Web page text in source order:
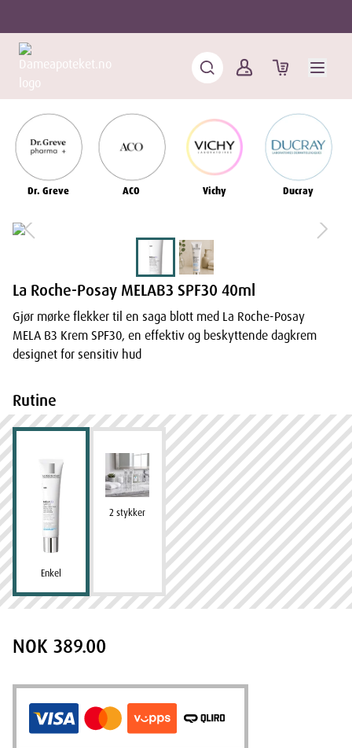
Dr. Greve ACO Vichy Ducray
La Roche-Posay MELAB3 SPF30 40ml
Gjør mørke flekker til en saga blott med La Roche-Posay
MELA B3 Krem SPF30, en effektiv og beskyttende dagkrem
designet for sensitiv hud
Rutine
Enkel
2 stykker
NOK 389.00